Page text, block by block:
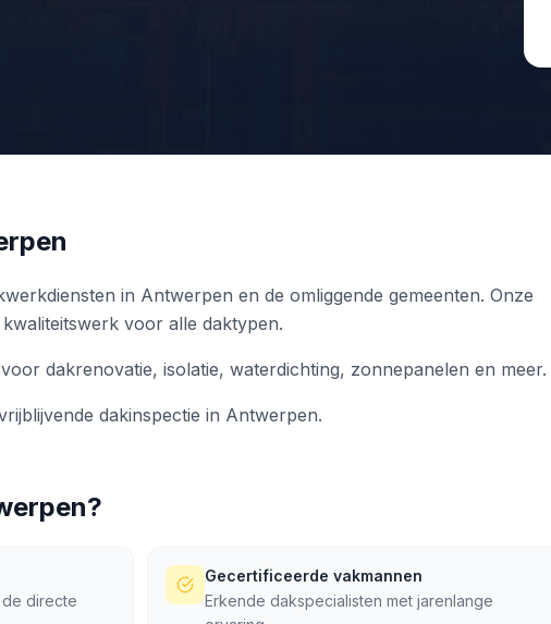
in Antwerpen en de omliggende gemeenten. Onze
voor alle daktypen.
dakrenovatie, isolatie, waterdichting, zonnepanelen en meer.
dakinspectie in Antwerpen.
?
directe
Gecertificeerde vakmannen
Erkende dakspecialisten met jarenlange